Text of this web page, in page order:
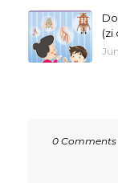
(zi
0 Comments